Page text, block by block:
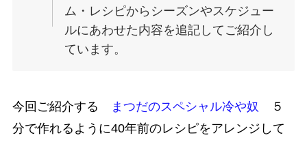
ム・レシピからシーズンやスケジュー
ルにあわせた内容を追記してご紹介し
ています。
今回ご紹介する まつだのスペシャル冷や奴 ５
分で作れるように40年前のレシピをアレンジして